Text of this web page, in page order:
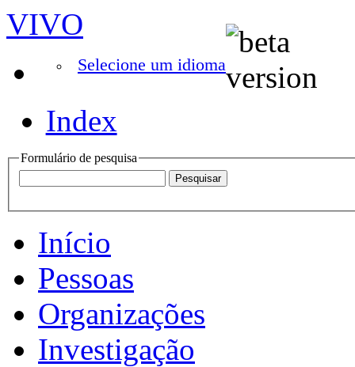
VIVO
Selecione um idioma
Index
Formulário de pesquisa
Início
Pessoas
Organizações
Investigação